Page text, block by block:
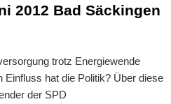
2012 Bad Säckingen
trotz Energiewende
Einfluss hat die Politik? Über diese
der SPD